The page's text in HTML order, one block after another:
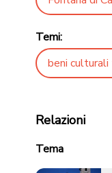
Temi:
beni
Relazioni
Tema